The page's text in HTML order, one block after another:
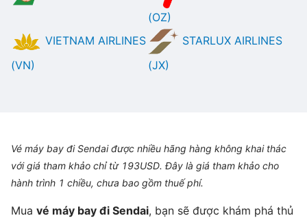
(OZ)
VIETNAM AIRLINES
(VN)
STARLUX AIRLINES
(JX)
Vé máy bay đi Sendai được nhiều hãng hàng không khai thác
với giá tham khảo chỉ từ 193USD. Đây là giá tham khảo cho
hành trình 1 chiều, chưa bao gồm thuế phí.
Mua vé máy bay đi Sendai, bạn sẽ được khám phá thủ